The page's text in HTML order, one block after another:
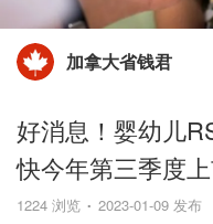
加拿大省钱君
好消息！婴幼儿
快今年第三季度
1224 浏览 2023-01-09 发布